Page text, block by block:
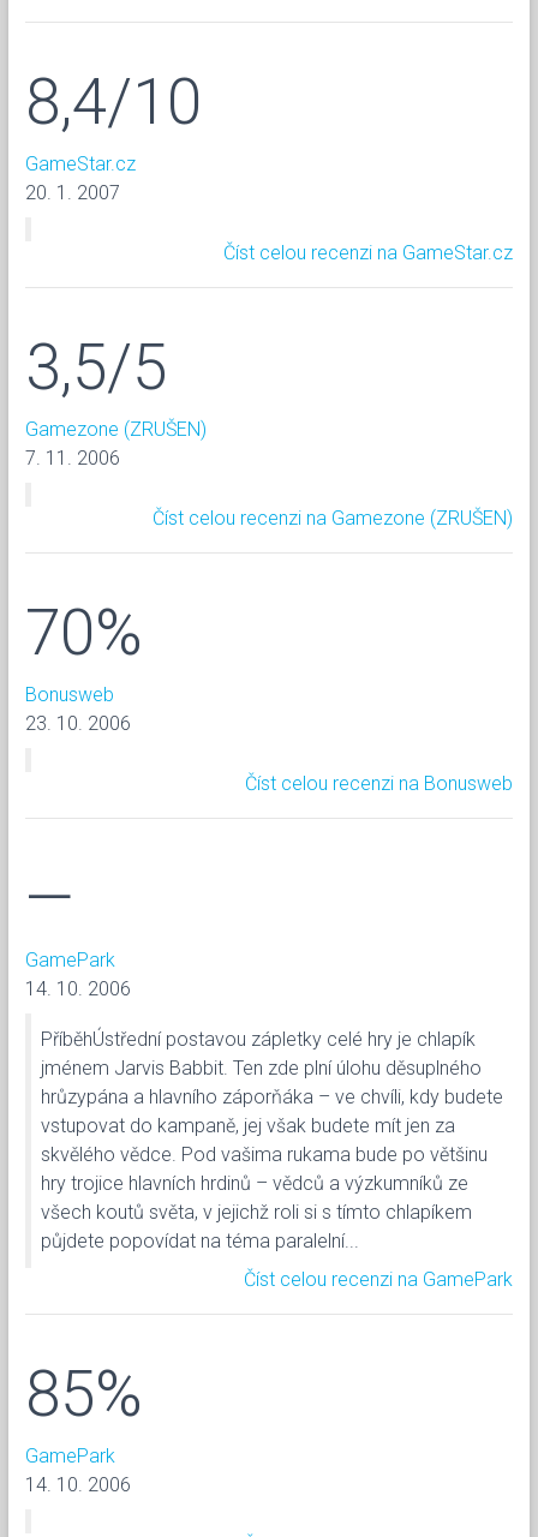
8,4/10
GameStar.cz
20. 1. 2007
Číst celou recenzi na GameStar.cz
3,5/5
Gamezone (ZRUŠEN)
7. 11. 2006
Číst celou recenzi na Gamezone (ZRUŠEN)
70%
Bonusweb
23. 10. 2006
Číst celou recenzi na Bonusweb
—
GamePark
14. 10. 2006
PříběhÚstřední postavou zápletky celé hry je chlapík
jménem Jarvis Babbit. Ten zde plní úlohu děsuplného
hrůzypána a hlavního záporňáka – ve chvíli, kdy budete
vstupovat do kampaně, jej však budete mít jen za
skvělého vědce. Pod vašima rukama bude po většinu
hry trojice hlavních hrdinů – vědců a výzkumníků ze
všech koutů světa, v jejichž roli si s tímto chlapíkem
půjdete popovídat na téma paralelní...
Číst celou recenzi na GamePark
85%
GamePark
14. 10. 2006